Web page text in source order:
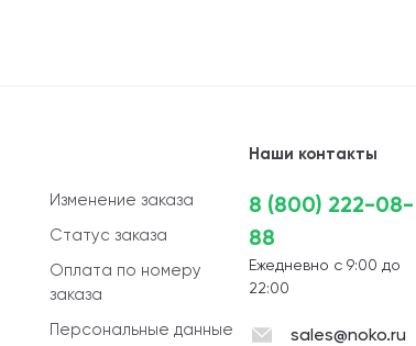
Изменение заказа
Статус заказа
Оплата по номеру
заказа
Персональные данные
Наши контакты
8 (800) 222-08-
88
Ежедневно с 9:00 до
22:00
sales@noko.ru